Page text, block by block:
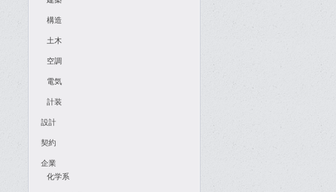
構造
土木
空調
電気
計装
設計
契約
企業
化学系